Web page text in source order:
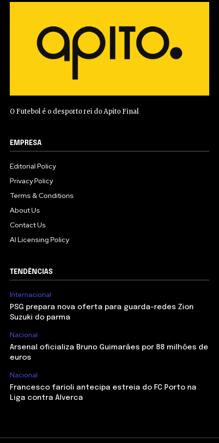
O Futebol é o desporto rei do Apito Final
EMPRESA
Editorial Policy
Privacy Policy
Terms & Conditions
About Us
Contact Us
AI Licensing Policy
TENDÊNCIAS
Internacional
PSG prepara nova oferta para guarda-redes Zion
Suzuki do parma
Nacional
Arsenal oficializa Bruno Guimarães por 88 milhões de
euros
Nacional
Francesco farioli antecipa estreia do FC Porto na
Liga contra Alverca